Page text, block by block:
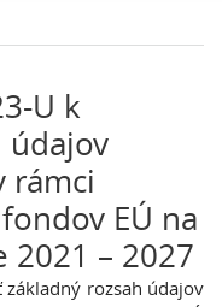
U k
údajov
rámci
EÚ na
– 2027
rozsah údajov